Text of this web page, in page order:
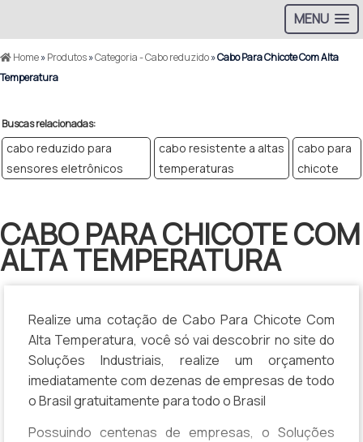
MENU
Home»Produtos»Categoria - Cabo reduzido»Cabo Para Chicote Com Alta
Temperatura
Buscas relacionadas:
cabo reduzido para
sensores eletrônicos
cabo resistente a altas
temperaturas
cabo para
chicote
CABO PARA CHICOTE COM
ALTA TEMPERATURA
Realize uma cotação de Cabo Para Chicote Com
Alta Temperatura, você só vai descobrir no site do
Soluções Industriais, realize um orçamento
imediatamente com dezenas de empresas de todo
o Brasil gratuitamente para todo o Brasil
Possuindo centenas de empresas, o Soluções